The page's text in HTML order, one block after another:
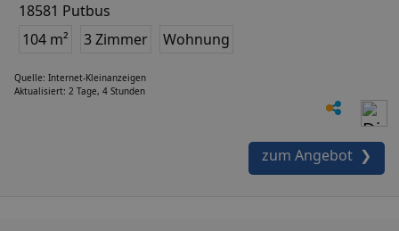
18581 Putbus
104 m²
3 Zimmer Wohnung
Quelle: Internet-Kleinanzeigen
Aktualisiert: 2 Tage, 4 Stunden
zum Angebot ❯